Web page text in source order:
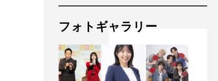
フォトギャラリー